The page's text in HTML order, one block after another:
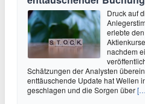
Druck auf
erlebte
nachdem
Schätzungen der Analysten
enttäuschende Update hat Wellen
geschlagen und die Sorgen über